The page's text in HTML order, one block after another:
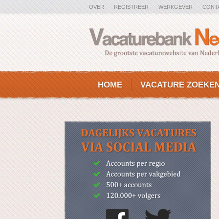
OVER REGISTREER WERKGEVER
HOME VACATURE